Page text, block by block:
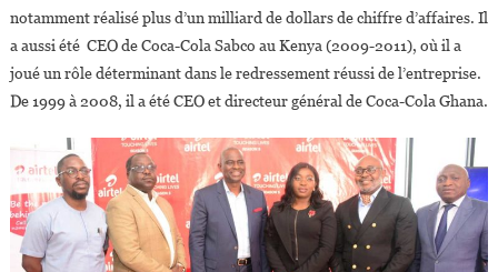
notamment réalisé plus d’un milliard de dollars de chiffre d’affaires. Il
a aussi été CEO de Coca-Cola Sabco au Kenya (2009-2011), où il a
joué un rôle déterminant dans le redressement réussi de l’entreprise.
De 1999 à 2008, il a été CEO et directeur général de Coca-Cola Ghana.